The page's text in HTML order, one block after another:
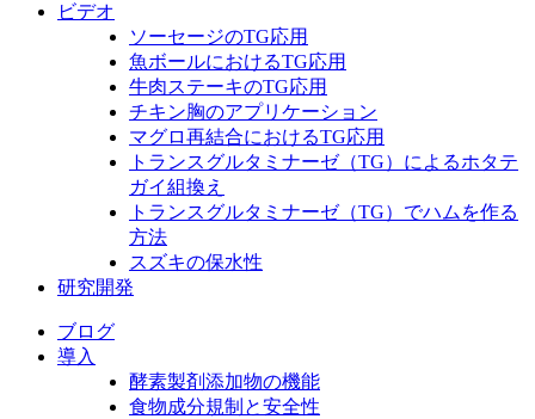
ビデオ
ソーセージのTG応用
魚ボールにおけるTG応用
牛肉ステーキのTG応用
チキン胸のアプリケーション
マグロ再結合におけるTG応用
トランスグルタミナーゼ（TG）によるホタテ
ガイ組換え
トランスグルタミナーゼ（TG）でハムを作る
方法
スズキの保水性
研究開発
ブログ
導入
酵素製剤添加物の機能
食物成分規制と安全性